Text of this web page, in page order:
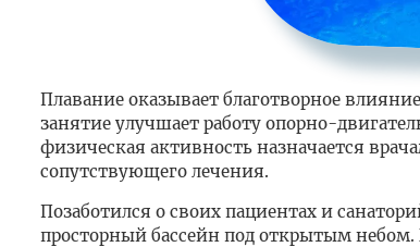
Плавание оказывает благотворное
занятие улучшает работу опорно-
физическая активность назначается
сопутствующего лечения.
Позаботился о своих пациентах и
просторный бассейн под открытым небом.